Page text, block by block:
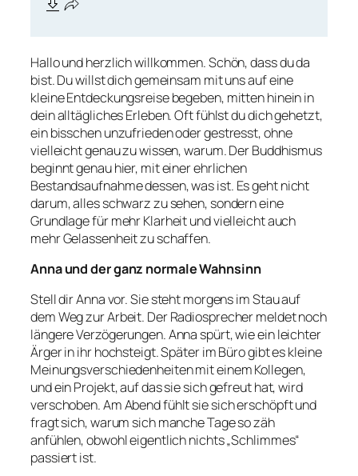
Hallo und herzlich willkommen. Schön, dass du da
bist. Du willst dich gemeinsam mit uns auf eine
kleine Entdeckungsreise begeben, mitten hinein in
dein alltägliches Erleben. Oft fühlst du dich gehetzt,
ein bisschen unzufrieden oder gestresst, ohne
vielleicht genau zu wissen, warum. Der Buddhismus
beginnt genau hier, mit einer ehrlichen
Bestandsaufnahme dessen, was ist. Es geht nicht
darum, alles schwarz zu sehen, sondern eine
Grundlage für mehr Klarheit und vielleicht auch
mehr Gelassenheit zu schaffen.
Anna und der ganz normale Wahnsinn
Stell dir Anna vor. Sie steht morgens im Stau auf
dem Weg zur Arbeit. Der Radiosprecher meldet noch
längere Verzögerungen. Anna spürt, wie ein leichter
Ärger in ihr hochsteigt. Später im Büro gibt es kleine
Meinungsverschiedenheiten mit einem Kollegen,
und ein Projekt, auf das sie sich gefreut hat, wird
verschoben. Am Abend fühlt sie sich erschöpft und
fragt sich, warum sich manche Tage so zäh
anfühlen, obwohl eigentlich nichts „Schlimmes“
passiert ist.